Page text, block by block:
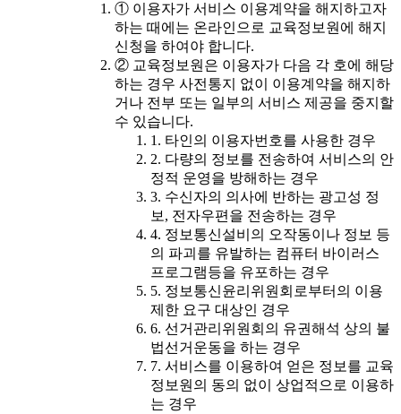
① 이용자가 서비스 이용계약을 해지하고자
하는 때에는 온라인으로 교육정보원에 해지
신청을 하여야 합니다.
② 교육정보원은 이용자가 다음 각 호에 해당
하는 경우 사전통지 없이 이용계약을 해지하
거나 전부 또는 일부의 서비스 제공을 중지할
수 있습니다.
1. 타인의 이용자번호를 사용한 경우
2. 다량의 정보를 전송하여 서비스의 안
정적 운영을 방해하는 경우
3. 수신자의 의사에 반하는 광고성 정
보, 전자우편을 전송하는 경우
4. 정보통신설비의 오작동이나 정보 등
의 파괴를 유발하는 컴퓨터 바이러스
프로그램등을 유포하는 경우
5. 정보통신윤리위원회로부터의 이용
제한 요구 대상인 경우
6. 선거관리위원회의 유권해석 상의 불
법선거운동을 하는 경우
7. 서비스를 이용하여 얻은 정보를 교육
정보원의 동의 없이 상업적으로 이용하
는 경우